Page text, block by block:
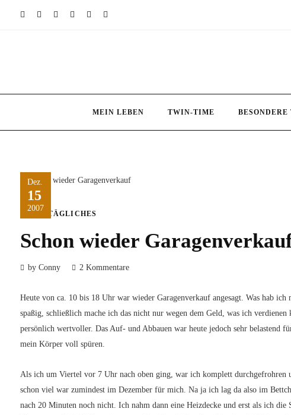
MEIN LEBEN TWIN-TIME BESONDERE
Dez.
15
2007
ALLTÄGLICHES
Schon wieder
by Conny 2 Kommentare
Heute von ca. 10 bis 18 Uhr war wieder Garagenverkauf angesagt. Was hab
spaßig, schließlich mache ich das nicht nur wegen dem Geld, was ich
persönlich wertvoller. Das Auf- und Abbauen war heute jedoch sehr belastend
mein Körper voll spüren.
Als ich um Viertel vor 7 Uhr nach oben ging, war ich komplett durchgefrohren
schon viel war zumindest im Dezember für mich. Na ja ich lag da also im
nach 20 Minuten noch nicht. Ich nahm dann eine Heizdecke und erst als ich